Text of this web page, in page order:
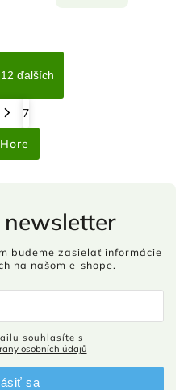
ďalších
7
Hore
budeme zasielať informácie
na našom e-shope.
osobních údajů
sa